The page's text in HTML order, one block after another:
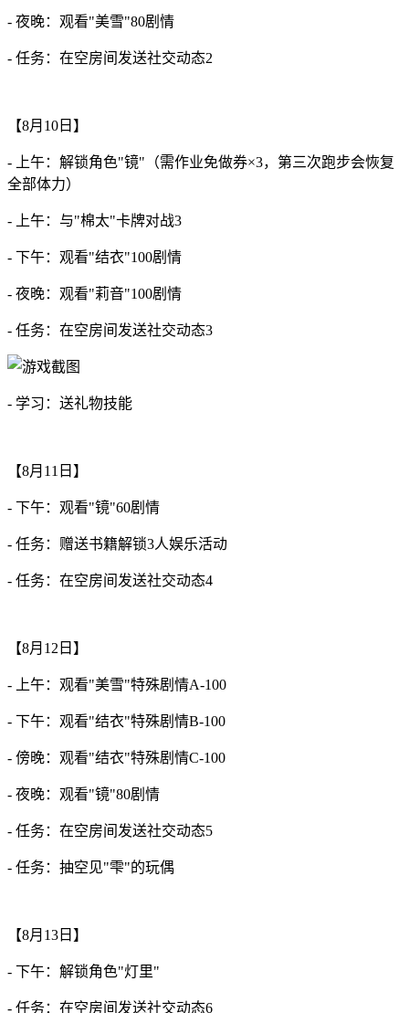
- 夜晚：观看"美雪"80剧情
- 任务：在空房间发送社交动态2
【8月10日】
- 上午：解锁角色"镜"（需作业免做券×3，第三次跑步会恢复
全部体力）
- 上午：与"棉太"卡牌对战3
- 下午：观看"结衣"100剧情
- 夜晚：观看"莉音"100剧情
- 任务：在空房间发送社交动态3
- 学习：送礼物技能
【8月11日】
- 下午：观看"镜"60剧情
- 任务：赠送书籍解锁3人娱乐活动
- 任务：在空房间发送社交动态4
【8月12日】
- 上午：观看"美雪"特殊剧情A-100
- 下午：观看"结衣"特殊剧情B-100
- 傍晚：观看"结衣"特殊剧情C-100
- 夜晚：观看"镜"80剧情
- 任务：在空房间发送社交动态5
- 任务：抽空见"雫"的玩偶
【8月13日】
- 下午：解锁角色"灯里"
- 任务：在空房间发送社交动态6